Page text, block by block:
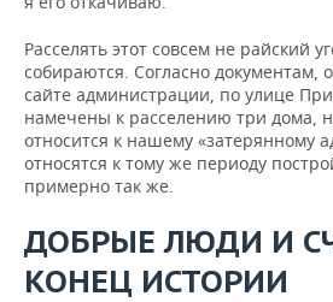
Расселять этот совсем не райский
собираются. Согласно документам,
сайте администрации, по улице
намечены к расселению три дома,
относится к нашему «затерянному
относятся к тому же периоду
примерно так же.
ДОБРЫЕ ЛЮДИ И
КОНЕЦ ИСТОРИИ